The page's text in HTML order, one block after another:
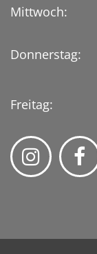
Mittwoch:
13.00 -
Donnerstag:
13.00 -
Freitag: